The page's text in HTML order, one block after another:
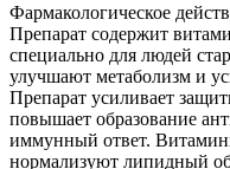
Фармакологическое
Препарат содержит
специально для людей
улучшают метаболизм и
Препарат усиливает
повышает образование
иммунный ответ.
нормализуют липидный